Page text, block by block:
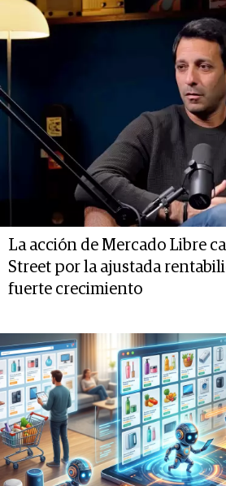
La acción de Mercado Libre
Street por la ajustada
fuerte crecimiento